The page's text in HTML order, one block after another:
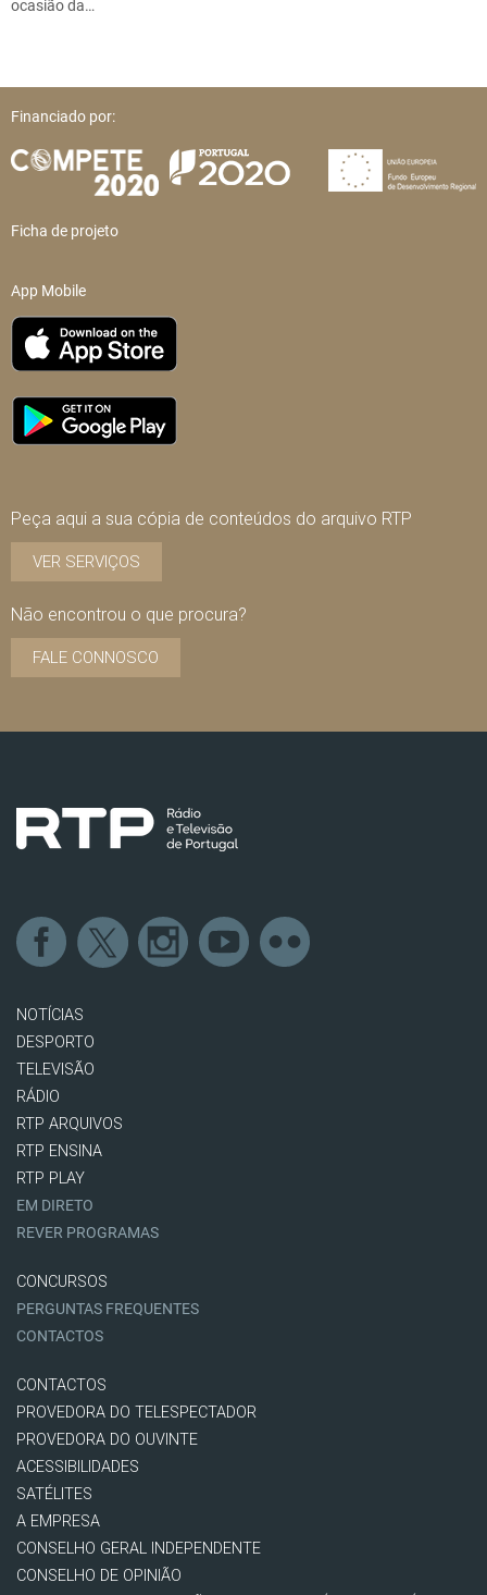
ocasião da…
Financiado por:
Ficha de projeto
App Mobile
Peça aqui a sua cópia de conteúdos do arquivo RTP
VER SERVIÇOS
Não encontrou o que procura?
FALE CONNOSCO
NOTÍCIAS
DESPORTO
TELEVISÃO
RÁDIO
RTP ARQUIVOS
RTP ENSINA
RTP PLAY
EM DIRETO
REVER PROGRAMAS
CONCURSOS
PERGUNTAS FREQUENTES
CONTACTOS
CONTACTOS
PROVEDORA DO TELESPECTADOR
PROVEDORA DO OUVINTE
ACESSIBILIDADES
SATÉLITES
A EMPRESA
CONSELHO GERAL INDEPENDENTE
CONSELHO DE OPINIÃO